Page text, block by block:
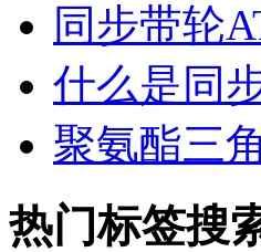
同步带轮
什么是同
聚氨酯三
热门标签搜